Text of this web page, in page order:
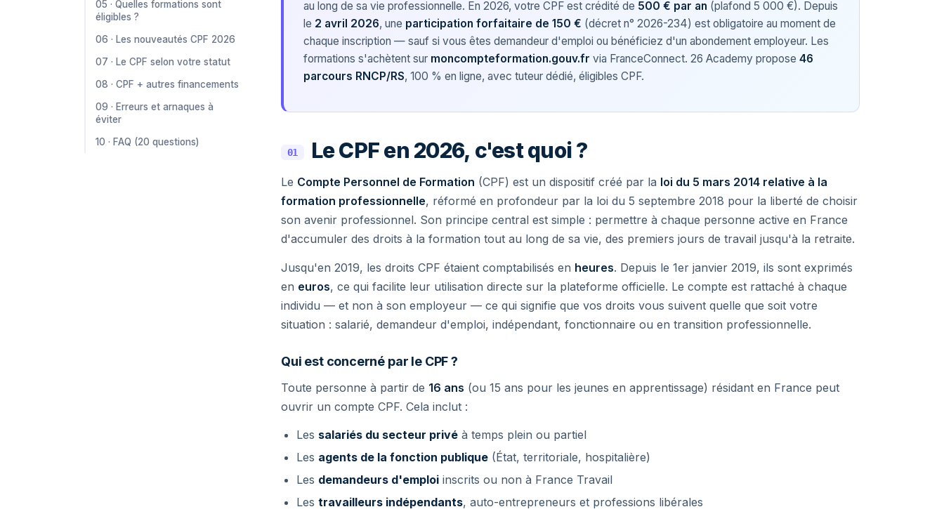
05 · Quelles formations sont
éligibles ?
06 · Les nouveautés CPF 2026
07 · Le CPF selon votre statut
08 · CPF + autres financements
09 · Erreurs et arnaques à
éviter
10 · FAQ (20 questions)
au long de sa vie professionnelle. En 2026, votre CPF est crédité de 500 € par an (plafond 5 000 €). Depuis
le 2 avril 2026, une participation forfaitaire de 150 € (décret n° 2026-234) est obligatoire au moment de
chaque inscription — sauf si vous êtes demandeur d'emploi ou bénéficiez d'un abondement employeur. Les
formations s'achètent sur moncompteformation.gouv.fr via FranceConnect. 26 Academy propose 46
parcours RNCP/RS, 100 % en ligne, avec tuteur dédié, éligibles CPF.
01 Le CPF en 2026, c'est quoi ?
Le Compte Personnel de Formation (CPF) est un dispositif créé par la loi du 5 mars 2014 relative à la
formation professionnelle, réformé en profondeur par la loi du 5 septembre 2018 pour la liberté de choisir
son avenir professionnel. Son principe central est simple : permettre à chaque personne active en France
d'accumuler des droits à la formation tout au long de sa vie, des premiers jours de travail jusqu'à la retraite.
Jusqu'en 2019, les droits CPF étaient comptabilisés en heures. Depuis le 1er janvier 2019, ils sont exprimés
en euros, ce qui facilite leur utilisation directe sur la plateforme officielle. Le compte est rattaché à chaque
individu — et non à son employeur — ce qui signifie que vos droits vous suivent quelle que soit votre
situation : salarié, demandeur d'emploi, indépendant, fonctionnaire ou en transition professionnelle.
Qui est concerné par le CPF ?
Toute personne à partir de 16 ans (ou 15 ans pour les jeunes en apprentissage) résidant en France peut
ouvrir un compte CPF. Cela inclut :
Les salariés du secteur privé à temps plein ou partiel
Les agents de la fonction publique (État, territoriale, hospitalière)
Les demandeurs d'emploi inscrits ou non à France Travail
Les travailleurs indépendants, auto-entrepreneurs et professions libérales